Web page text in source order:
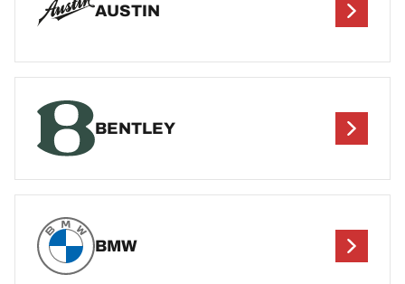
AUSTIN
BENTLEY
BMW